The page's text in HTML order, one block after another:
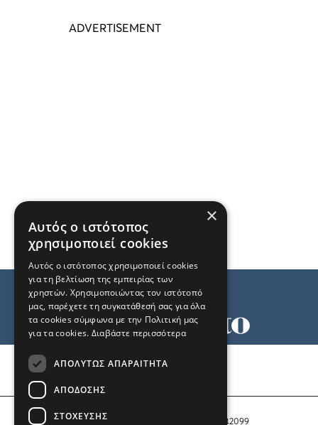
Αριθμός Πιστοποίησης Μ.Η.Τ. 242099
×
Αυτός ο ιστότοπος
χρησιμοποιεί cookies
Αυτός ο ιστότοπος χρησιμοποιεί cookies
για τη βελτίωση της εμπειρίας των
χρηστών. Χρησιμοποιώντας τον ιστότοπό
μας, παρέχετε τη συγκατάθεσή σας για όλα
τα cookies σύμφωνα με την Πολιτική μας
για τα cookies. Διαβάστε περισσότερα
ΑΠΟΛΎΤΩΣ ΑΠΑΡΑΊΤΗΤΑ
ΑΠΌΔΟΣΗΣ
ΣΤΌΧΕΥΣΗΣ